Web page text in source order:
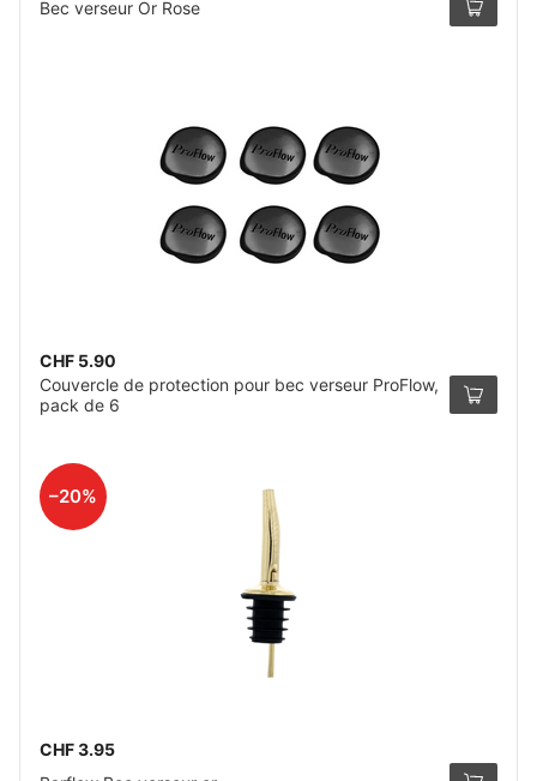
Bec verseur Or Rose
CHF 5.90
Couvercle de protection pour bec verseur ProFlow,
pack de 6
–20%
CHF 3.95